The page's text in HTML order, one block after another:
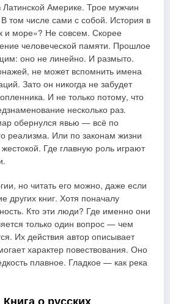
Америке. Трое мужчин
том числе сами с собой. История в
и море»? Не совсем. Скорее
человеческой памяти. Прошлое
оно не линейно. И размыто.
не может вспомнить имена
Зато он никогда не забудет
И не только потому, что
несколько раз.
обернулся явью — всё по
реализма. Или по законам жизни
Где главную роль играют
но читать его можно, даже если
других книг. Хотя поначалу
Кто эти люди? Где именно они
только один вопрос — чем
Их действия автор описывает
характер повествования. Оно
плавное. Гладкое — как река